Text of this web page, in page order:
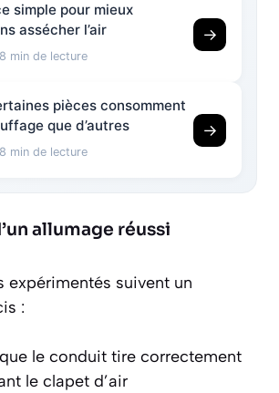
simple pour mieux
assécher l’air
min de lecture
→
pièces consomment
que d’autres
min de lecture
→
allumage réussi
expérimentés suivent un
:
le conduit tire correctement
le clapet d’air